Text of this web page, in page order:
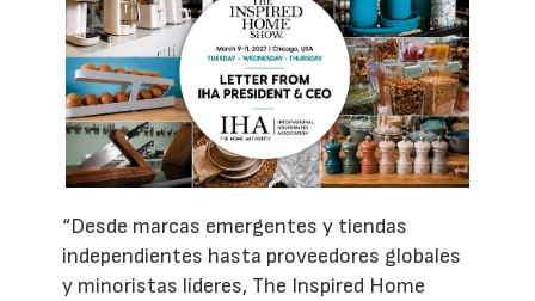
“Desde marcas emergentes y tiendas
independientes hasta proveedores globales
y minoristas líderes, The Inspired Home